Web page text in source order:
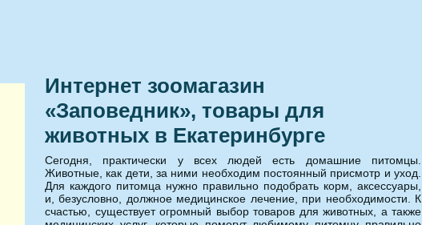
Интернет зоомагазин
«Заповедник», товары для
животных в Екатеринбурге
Сегодня, практически у всех людей есть домашние питомцы.
Животные, как дети, за ними необходим постоянный присмотр и уход.
Для каждого питомца нужно правильно подобрать корм, аксессуары,
и, безусловно, должное медицинское лечение, при необходимости. К
счастью, существует огромный выбор товаров для животных, а также